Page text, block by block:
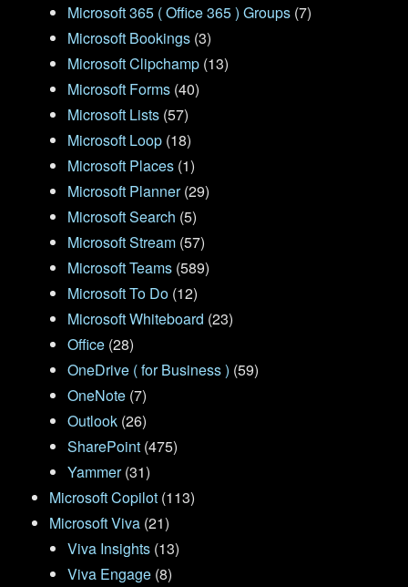
Microsoft 365 ( Office 365 ) Groups (7)
Microsoft Bookings (3)
Microsoft Clipchamp (13)
Microsoft Forms (40)
Microsoft Lists (57)
Microsoft Loop (18)
Microsoft Places (1)
Microsoft Planner(29)
Microsoft Search (5)
Microsoft Stream (57)
Microsoft Teams (589)
Microsoft To Do (12)
Microsoft Whiteboard (23)
Office (28)
OneDrive ( for Business ) (59)
OneNote (7)
Outlook (26)
SharePoint (475)
Yammer(31)
Microsoft Copilot (113)
Microsoft Viva (21)
Viva Insights (13)
Viva Engage (8)